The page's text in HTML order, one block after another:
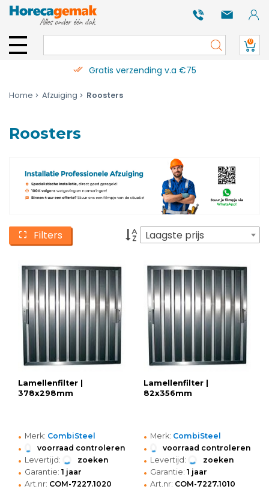
0
Gratis verzending v.a €75
Home Afzuiging Roosters
Roosters
Filters Laagste prijs
Lamellenfilter |
378x298mm
• Merk: CombiSteel
• voorraad controleren
• Levertijd: zoeken
• Garantie: 1 jaar
• Art.nr: COM-7227.1020
Lamellenfilter |
82x356mm
• Merk: CombiSteel
• voorraad controleren
• Levertijd: zoeken
• Garantie: 1 jaar
• Art.nr: COM-7227.1010